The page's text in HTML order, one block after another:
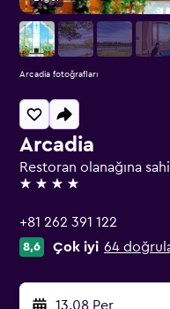
Arcadia
Restoran olanağına
4 yıldız
+81 262 391 122
8,6 Çok iyi 64
13.08 Per
Arcadia fotoğrafları